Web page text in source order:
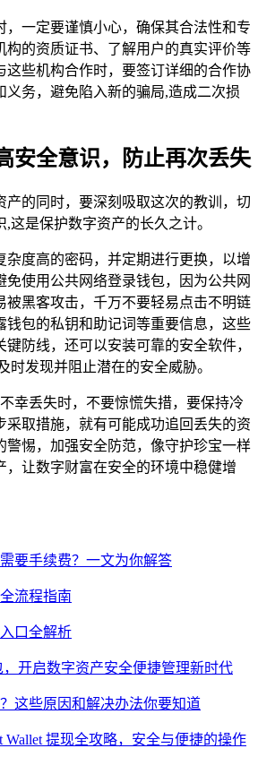
，一定要谨慎小心，确保其合法性和专
构的资质证书、了解用户的真实评价等
这些机构合作时，要签订详细的合作协
义务，避免陷入新的骗局,造成二次损
安全意识，防止再次丢失
产的同时，要深刻吸取这次的教训，切
这是保护数字资产的长久之计。
杂度高的密码，并定期进行更换，以增
免使用公共网络登录钱包，因为公共网
被黑客攻击，千万不要轻易点击不明链
钱包的私钥和助记词等重要信息，这些
防线，还可以安装可靠的安全软件，
时发现并阻止潜在的安全威胁。
幸丢失时，不要惊慌失措，要保持冷
采取措施，就有可能成功追回丢失的资
警惕，加强安全防范，像守护珍宝一样
，让数字财富在安全的环境中稳健增
要手续费？一文为你解答
流程指南
口全解析
，开启数字资产安全便捷管理新时代
这些原因和解决办法你要知道
Wallet 提现全攻略，安全与便捷的操作